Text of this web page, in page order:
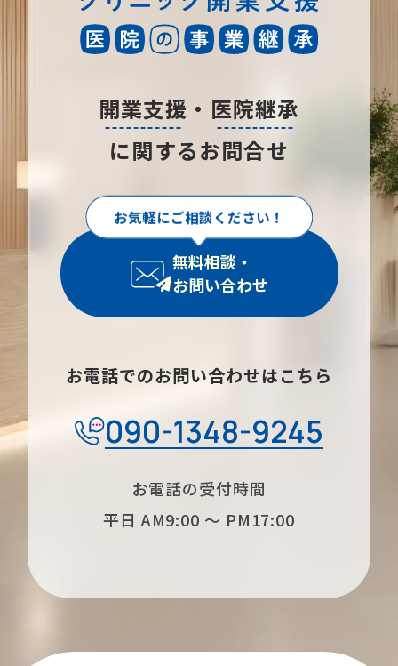
開業支援 ・ 医院継承
に関するお問合せ
お気軽にご相談ください！
無料相談・
お問い合わせ
お電話でのお問い合わせはこちら
090-1348-9245
お電話の受付時間
平日 AM9:00 〜 PM17:00